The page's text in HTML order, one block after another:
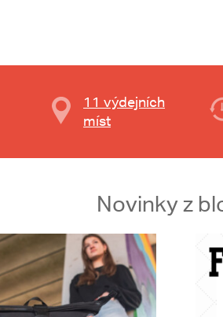
11 výdejních
míst
Novinky z